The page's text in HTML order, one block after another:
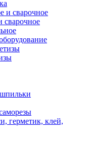
сварочное
герметик, клей,